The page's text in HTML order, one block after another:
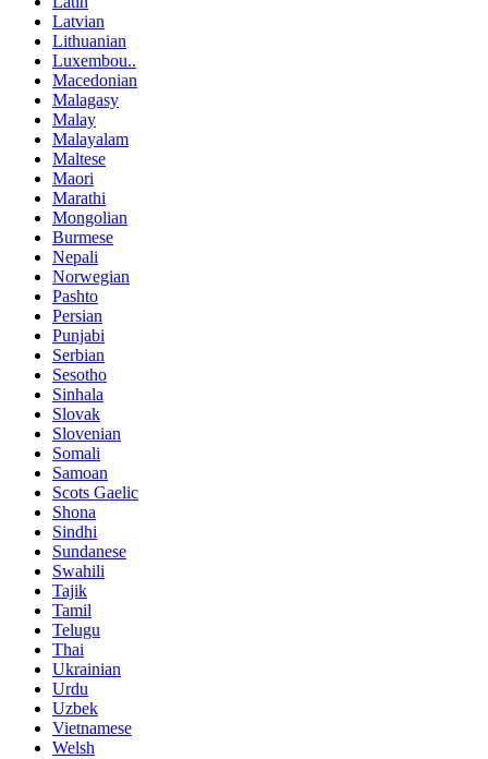
Latvian
Lithuanian
Luxembou..
Macedonian
Malagasy
Malay
Malayalam
Maltese
Maori
Marathi
Mongolian
Burmese
Nepali
Norwegian
Pashto
Persian
Punjabi
Serbian
Sesotho
Sinhala
Slovak
Slovenian
Somali
Samoan
Scots Gaelic
Shona
Sindhi
Sundanese
Swahili
Tajik
Tamil
Telugu
Thai
Ukrainian
Urdu
Uzbek
Vietnamese
Welsh